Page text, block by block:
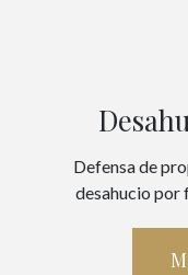
Defensa de
desahucio por